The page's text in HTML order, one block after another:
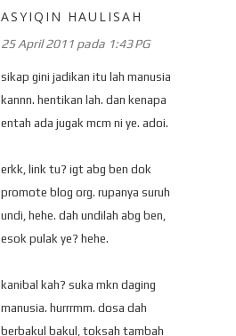
ASYIQIN HAULISAH
25 April 2011 pada 1:43 PG
sikap gini jadikan itu lah manusia
kannn. hentikan lah. dan kenapa
entah ada jugak mcm ni ye. adoi.
erkk, link tu? igt abg ben dok
promote blog org. rupanya suruh
undi, hehe. dah undilah abg ben,
esok pulak ye? hehe.
kanibal kah? suka mkn daging
manusia. hurrrmm. dosa dah
berbakul bakul, toksah tambah